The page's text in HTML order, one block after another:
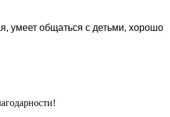
умеет общаться с детьми, хорошо